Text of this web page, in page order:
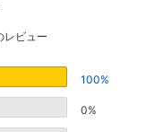
レビュー
100%
0%